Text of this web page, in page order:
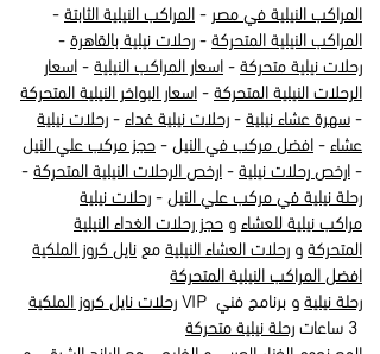
المراكب النيلية في مصر-المراكب النيلية الثابتة-
المراكب النيلية المتحركة-رحلات نيلية بالقاهرة-
رحلات نيلية متحركة-اسعار المراكب النيلية-اسعار
الرحلات النيلية المتحركة-اسعار البواخر النيلية المتحركة
-سهرة عشاء نيلية-رحلات نيلية غداء-رحلات نيلية
عشاء-افضل مركب في النيل-حجز مركب علي النيل
-ارخص رحلات نيلية-ارخص الرحلات النيلية المتحركة-
رحلة نيلية في مركب علي النيل-رحلات نيلية
مراكب نيلية للعشاءوحجز رحلات الغداء النيلية
المتحركةورحلات العشاء النيليةمعنايل كروز الملكية
افضل المراكب النيلية المتحركة
رحلات نايل كروز الملكيةVIP رحلة نيليةو برنامج فني
3 ساعات رحلة نيلية متحركة